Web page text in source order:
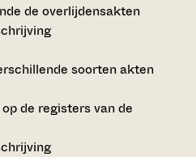
de overlijdensakten
soorten akten
de registers van de